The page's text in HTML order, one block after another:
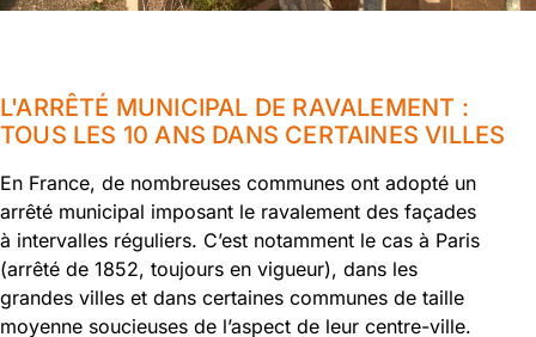
L'ARRÊTÉ MUNICIPAL DE RAVALEMENT :
TOUS LES 10 ANS DANS CERTAINES VILLES
En France, de nombreuses communes ont adopté un
arrêté municipal imposant le ravalement des façades
à intervalles réguliers. C’est notamment le cas à Paris
(arrêté de 1852, toujours en vigueur), dans les
grandes villes et dans certaines communes de taille
moyenne soucieuses de l’aspect de leur centre-ville.